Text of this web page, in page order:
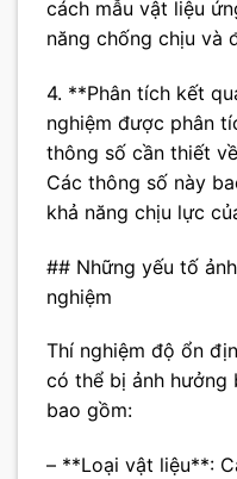
cách mẫu vật liệu
năng chống chịu và
4. **Phân tích kết
nghiệm được phân
thông số cần thiết
Các thông số này
khả năng chịu lực
## Những yếu tố
nghiệm
Thí nghiệm độ ổn
có thể bị ảnh hưởng
bao gồm:
– **Loại vật liệu**: